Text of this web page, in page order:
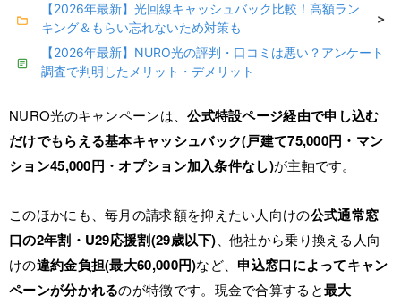
【2026年最新】光回線キャッシュバック比較！高額ラン
キング＆もらい忘れないため対策も
>
【2026年最新】NURO光の評判・口コミは悪い？アンケート
調査で判明したメリット・デメリット
NURO光のキャンペーンは、公式特設ページ経由で申し込む
だけでもらえる基本キャッシュバック(戸建て75,000円・マン
ション45,000円・オプション加入条件なし)が主軸です。
このほかにも、毎月の請求額を抑えたい人向けの公式通常窓
口の2年割・U29応援割(29歳以下) 、他社から乗り換える人向
けの違約金負担(最大60,000円)など、 申込窓口によってキャン
ペーンが分かれるのが特徴です。現金で合算すると最大